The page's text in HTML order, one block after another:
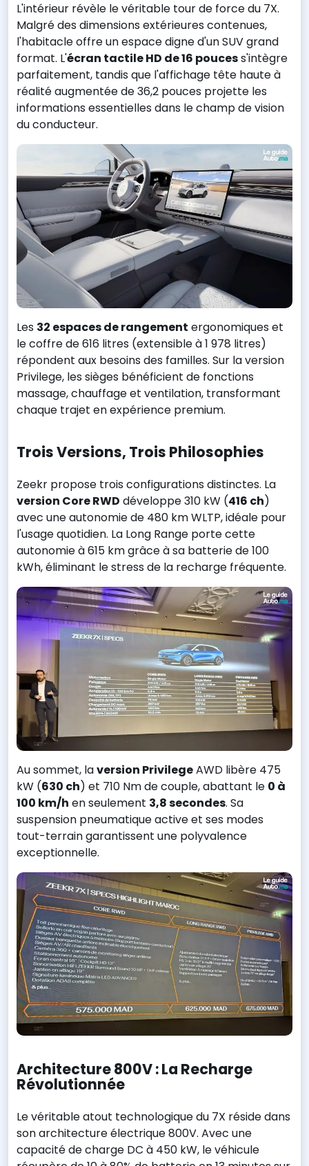
L'intérieur révèle le véritable tour de force du 7X.
Malgré des dimensions extérieures contenues,
l'habitacle offre un espace digne d'un SUV grand
format. L'écran tactile HD de 16 poucess'intègre
parfaitement, tandis que l'affichage tête haute à
réalité augmentée de 36,2 pouces projette les
informations essentielles dans le champ de vision
du conducteur.
Les 32 espaces de rangement ergonomiques et
le coffre de 616 litres (extensible à 1 978 litres)
répondent aux besoins des familles. Sur la version
Privilege, les sièges bénéficient de fonctions
massage, chauffage et ventilation, transformant
chaque trajet en expérience premium.
Trois Versions, Trois Philosophies
Zeekr propose trois configurations distinctes. La
version Core RWD développe 310 kW (416 ch)
avec une autonomie de 480 km WLTP, idéale pour
l'usage quotidien. La Long Range porte cette
autonomie à 615 km grâce à sa batterie de 100
kWh, éliminant le stress de la recharge fréquente.
Au sommet, laversion PrivilegeAWD libère 475
kW (630 ch) et 710 Nm de couple, abattant le 0 à
100 km/h en seulement 3,8 secondes. Sa
suspension pneumatique active et ses modes
tout-terrain garantissent une polyvalence
exceptionnelle.
Architecture 800V : La Recharge
Révolutionnée
Le véritable atout technologique du 7X réside dans
son architecture électrique 800V. Avec une
capacité de charge DC à 450 kW, le véhicule